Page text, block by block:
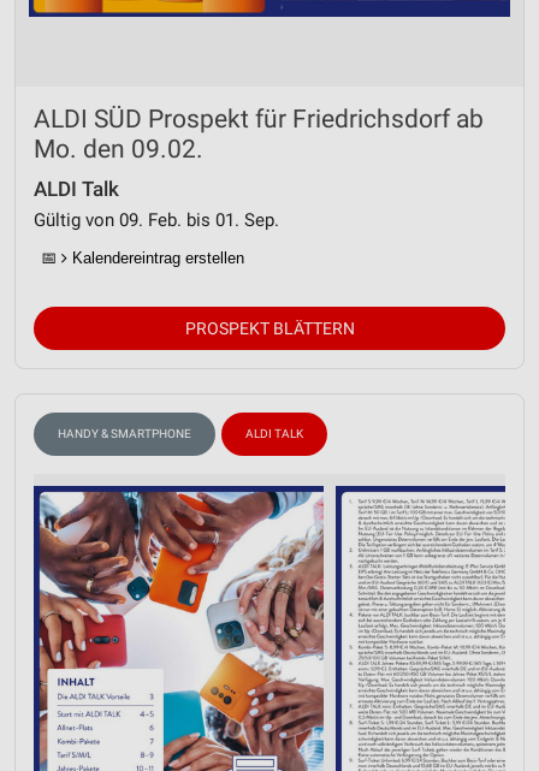
ALDI SÜD Prospekt für Friedrichsdorf ab
Mo. den 09.02.
ALDI Talk
Gültig von 09. Feb. bis 01. Sep.
📅 Kalendereintrag erstellen
PROSPEKT BLÄTTERN
HANDY & SMARTPHONE ALDI TALK